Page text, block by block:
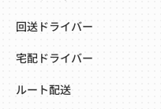
回送ドライバー
宅配ドライバー
ルート配送